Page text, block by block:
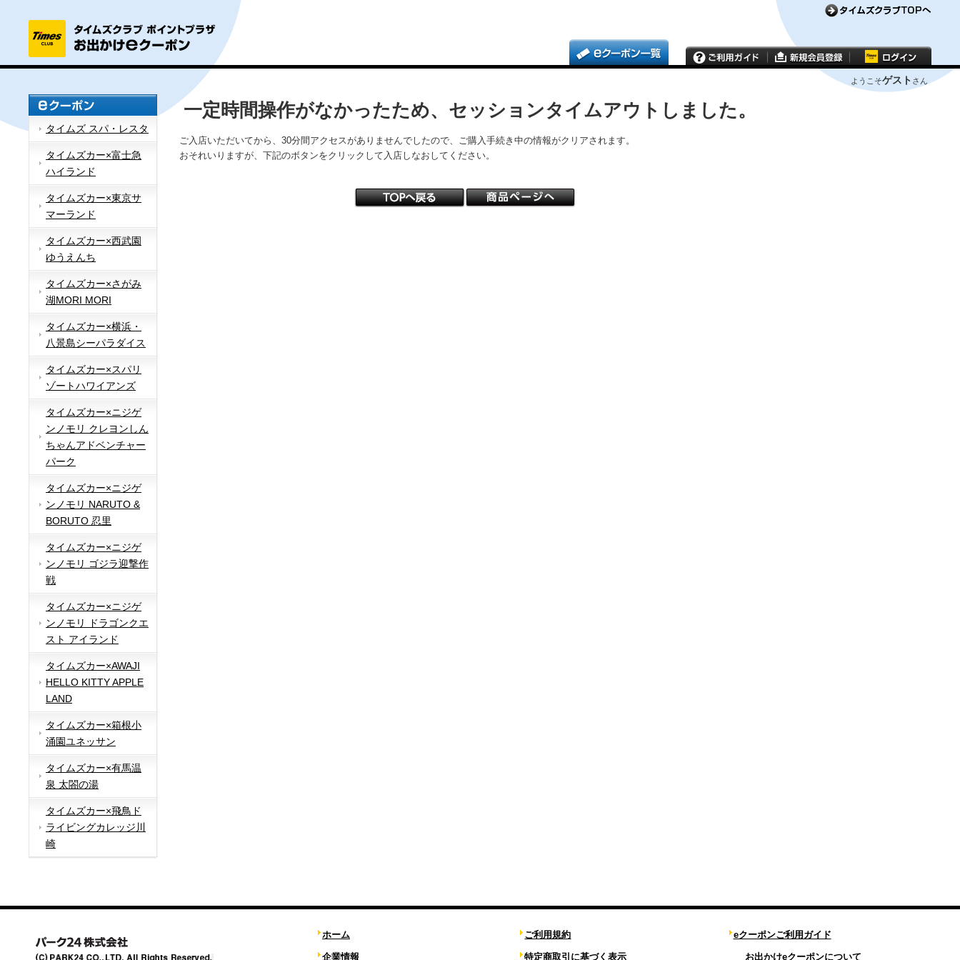
ようこそゲスト さん
タイムズ スパ・レスタ
タイムズカー×富士急
ハイランド
タイムズカー×東京サ
マーランド
タイムズカー×西武園
ゆうえんち
タイムズカー×さがみ
湖MORI MORI
タイムズカー×横浜・
八景島シーパラダイス
タイムズカー×スパリ
ゾートハワイアンズ
タイムズカー×ニジゲ
ンノモリ クレヨンしん
ちゃんアドベンチャー
パーク
タイムズカー×ニジゲ
ンノモリ NARUTO &
BORUTO 忍里
タイムズカー×ニジゲ
ンノモリ ゴジラ迎撃作
戦
タイムズカー×ニジゲ
ンノモリ ドラゴンクエ
スト アイランド
タイムズカー×AWAJI
HELLO KITTY APPLE
LAND
タイムズカー×箱根小
涌園ユネッサン
タイムズカー×有馬温
泉 太閤の湯
タイムズカー×飛鳥ド
ライビングカレッジ川
崎
一定時間操作がなかったため、セッションタイムアウトしました。
ご入店いただいてから、30分間アクセスがありませんでしたので、ご購入手続き中の情報がクリアされます。
おそれいりますが、下記のボタンをクリックして入店しなおしてください。
ホーム
企業情報
ご利用規約
特定商取引に基づく表示
eクーポンご利用ガイド
お出かけeクーポンについて